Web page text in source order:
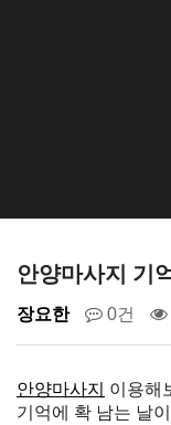
안양마사지 기
장요한 0건
안양마사지
이용해
기억에 확 남는 날